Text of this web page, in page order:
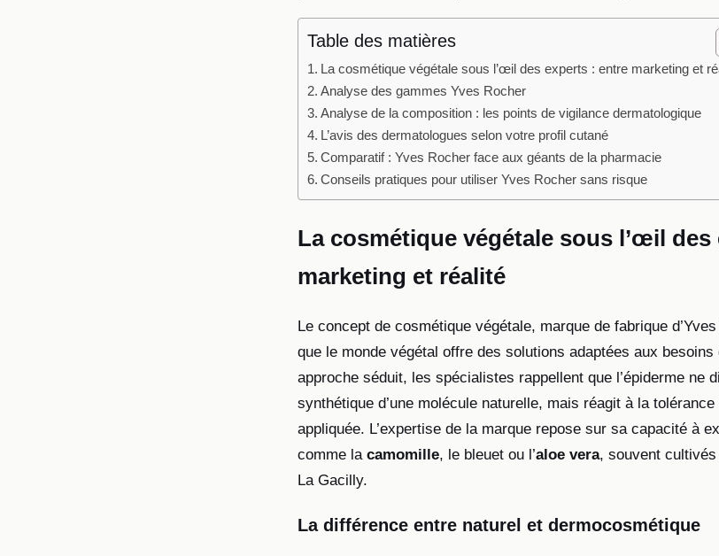
Table des matières
La cosmétique végétale sous l’œil des experts : entre marketing et
Analyse des gammes Yves Rocher
Analyse de la composition : les points de vigilance dermatologique
L’avis des dermatologues selon votre profil cutané
Comparatif : Yves Rocher face aux géants de la pharmacie
Conseils pratiques pour utiliser Yves Rocher sans risque
La cosmétique végétale sous l’œil
marketing et réalité
Le concept de cosmétique végétale, marque de fabrique
que le monde végétal offre des solutions adaptées aux
approche séduit, les spécialistes rappellent que l’épiderme ne
synthétique d’une molécule naturelle, mais réagit à la
appliquée. L’expertise de la marque repose sur sa capacité à
comme la camomille, le bleuet ou l’aloe vera, souvent
La Gacilly.
La différence entre naturel et dermocosmétique